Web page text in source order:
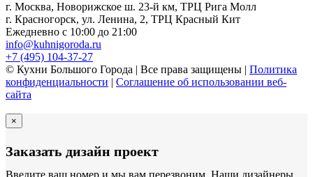
г. Москва, Новорижское ш. 23-й км, ТРЦ Рига Молл
г. Красногорск, ул. Ленина, 2, ТРЦ Красный Кит
Ежедневно с 10:00 до 21:00
info@kuhnigoroda.ru
+7 (495) 104-37-27
© Кухни Большого Города | Все права защищены | Политика
конфиденциальности | Соглашение об использовании веб-
сайта
×
Заказать дизайн проект
Введите ваш номер и мы вам перезвоним. Наши дизайнеры